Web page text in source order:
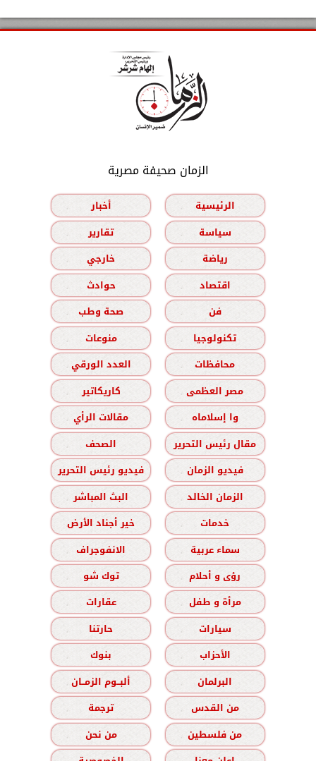
الزمان صحيفة مصرية
الرئيسية
أخبار
سياسة
تقارير
رياضة
خارجي
اقتصاد
حوادث
فن
صحة وطب
تكنولوجيا
منوعات
محافظات
العدد الورقي
مصر العظمى
كاريكاتير
وا إسلاماه
مقالات الرأي
مقال رئيس التحرير
الصحف
فيديو الزمان
فيديو رئيس التحرير
الزمان الخالد
البث المباشر
خدمات
خير أجناد الأرض
سماء عربية
الانفوجراف
رؤى و أحلام
توك شو
مرأة و طفل
عقارات
سيارات
حارتنا
الأحزاب
بنوك
البرلمان
ألبــوم الزمــان
من القدس
ترجمة
من فلسطين
من نحن